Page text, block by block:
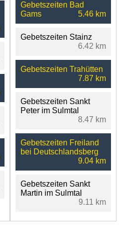
Gebetszeiten Bad
Gams
5.46 km
Gebetszeiten Stainz
6.42 km
Gebetszeiten Trahütten
7.87 km
Gebetszeiten Sankt
Peter im Sulmtal
8.47 km
Gebetszeiten Freiland
bei Deutschlandsberg
9.04 km
Gebetszeiten Sankt
Martin im Sulmtal
9.11 km